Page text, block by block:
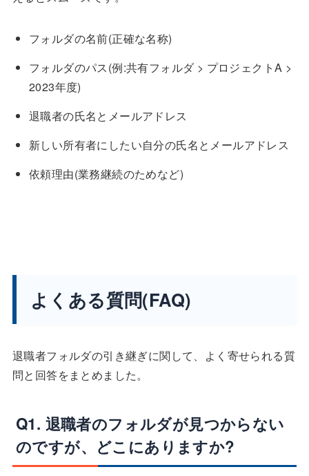
フォルダの名前(正確な名称)
フォルダのパス(例:共有フォルダ > プロジェクトA >
2023年度)
退職者の氏名とメールアドレス
新しい所有者にしたい自分の氏名とメールアドレス
依頼理由(業務継続のためなど)
よくある質問(FAQ)
退職者フォルダの引き継ぎに関して、よく寄せられる質
問と回答をまとめました。
Q1. 退職者のフォルダが見つからない
のですが、どこにありますか?